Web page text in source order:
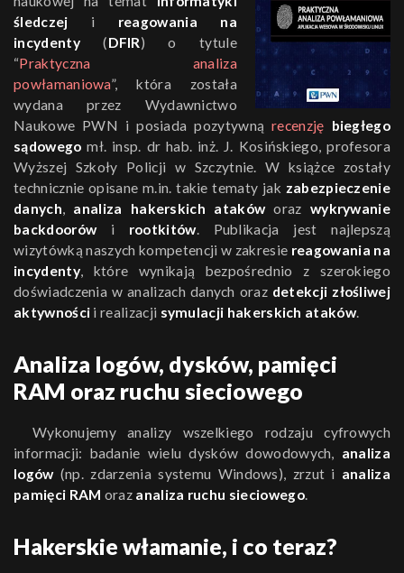
śledczej i reagowania na
incydenty(DFIR) o tytule
“Praktyczna analiza
powłamaniowa”, która została
wydana przez Wydawnictwo
Naukowe PWN i posiada pozytywnąrecenzję biegłego
sądowego mł. insp. dr hab. inż. J. Kosińskiego, profesora
Wyższej Szkoły Policji w Szczytnie. W książce zostały
technicznie opisane m.in. takie tematy jak zabezpieczenie
danych, analiza hakerskich atakóworaz wykrywanie
backdoorówi rootkitów. Publikacja jest najlepszą
wizytówką naszych kompetencji w zakresie reagowania na
incydenty, które wynikają bezpośrednio z szerokiego
doświadczenia w analizach danych oraz detekcji złośliwej
aktywności i realizacji symulacji hakerskich ataków.
Analiza logów, dysków, pamięci
RAM oraz ruchu sieciowego
Wykonujemy analizy wszelkiego rodzaju cyfrowych
informacji: badanie wielu dysków dowodowych, analiza
logów(np. zdarzenia systemu Windows), zrzut i analiza
pamięci RAM oraz analiza ruchu sieciowego.
Hakerskie włamanie, i co teraz?